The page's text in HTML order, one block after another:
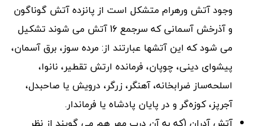
وجود آتش ورهرام متشکل است از پانزده آتش گوناگون
و آذرخش آسمانی که سرجمع 16 آتش می شوند تشکیل
می شود که این آتشها عبارتند از: مرده‌ سوز، برق آسمان،
پیشوای دینی، چوپان، فرمانده ارتش تقطیر، نانوا،
اسلحه‌ساز ضرابخانه، آهنگر، زرگر، درویش یا صاحبدل،
آجرپز، کوزه‌گر و در پایان پادشاه یا فرماندار.